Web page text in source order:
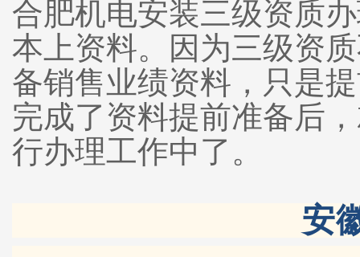
合肥机电安装三级资质
本上资料。因为三级资
备销售业绩资料，只是
完成了资料提前准备后
行办理工作中了。
安